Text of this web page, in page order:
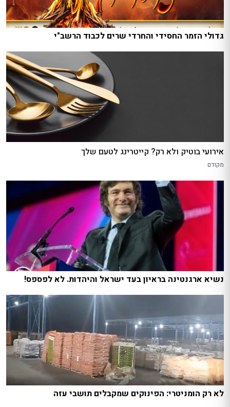
גדולי הזמר החסידי והחרדי שרים לכבוד הרשב"י
אירועי בוטיק ולא רק? קייטרינג לטעם שלך
מקודם
נשיא ארגנטינה בראיון בעד ישראל והיהדות. לא לפספס!
לא רק הומניטרי: הפינוקים שמקבלים תושבי עזה